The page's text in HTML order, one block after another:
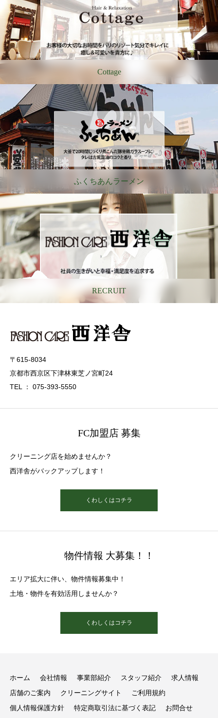
Cottage
ふくちあんラーメン
RECRUIT
〒615-8034
京都市西京区下津林東芝ノ宮町24
TEL ： 075-393-5550
FC加盟店 募集
クリーニング店を始めませんか？
西洋舎がバックアップします！
くわしくはコチラ
物件情報 大募集！！
エリア拡大に伴い、物件情報募集中！
土地・物件を有効活用しませんか？
くわしくはコチラ
ホーム 会社情報 事業部紹介 スタッフ紹介
求人情報
店舗のご案内
クリーニングサイト
ご利用規約
個人情報保護方針
特定商取引法に基づく表記 お問合せ